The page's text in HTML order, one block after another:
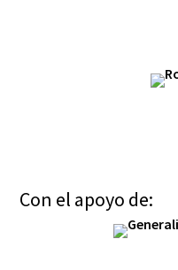
Con el apoyo de: